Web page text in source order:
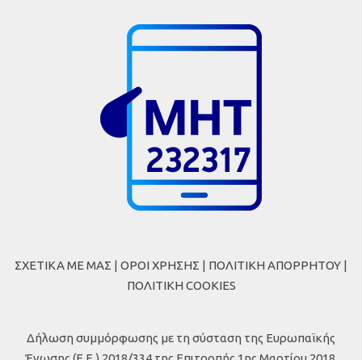
ΣΧΕΤΙΚΑ ΜΕ ΜΑΣ | ΟΡΟΙ ΧΡΗΣΗΣ | ΠΟΛΙΤΙΚΗ ΑΠΟΡΡΗΤΟΥ |
ΠΟΛΙΤΙΚΗ COOKIES
Δήλωση συμμόρφωσης με τη σύσταση της Ευρωπαϊκής